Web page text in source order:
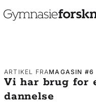
ARTIKEL FRAMAGASIN #6
Vi har brug for
dannelse